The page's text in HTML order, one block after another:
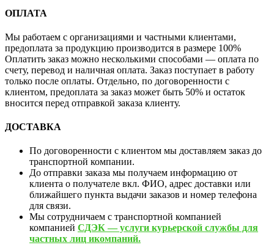
ОПЛАТА
Мы работаем с организациями и частными клиентами,
предоплата за продукцию производится в размере 100%
Оплатить заказ можно несколькими способами — оплата по
счету, перевод и наличная оплата. Заказ поступает в работу
только после оплаты. Отдельно, по договоренности с
клиентом, предоплата за заказ может быть 50% и остаток
вносится перед отправкой заказа клиенту.
ДОСТАВКА
По договоренности с клиентом мы доставляем заказ до
транспортной компании.
До отправки заказа мы получаем информацию от
клиента о получателе вкл. ФИО, адрес доставки или
ближайшего пункта выдачи заказов и номер телефона
для связи.
Мы сотрудничаем с транспортной компанией
компанией СДЭК — услуги курьерской службы для
частных лиц икомпаний.